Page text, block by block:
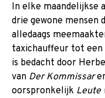
In elke maandelijkse
drie gewone mensen
alledaags
taxichauffeur tot een
is bedacht door
van Der Kommissar
oorspronkelijk Leute